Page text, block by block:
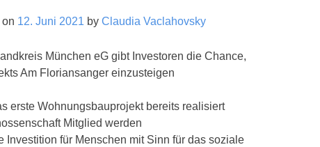
on 12. Juni 2021 byClaudia Vaclahovsky
München eG gibt Investoren die Chance,
Am Floriansanger einzusteigen
erste Wohnungsbauprojekt bereits realisiert
Mitglied werden
Investition für Menschen mit Sinn für das soziale